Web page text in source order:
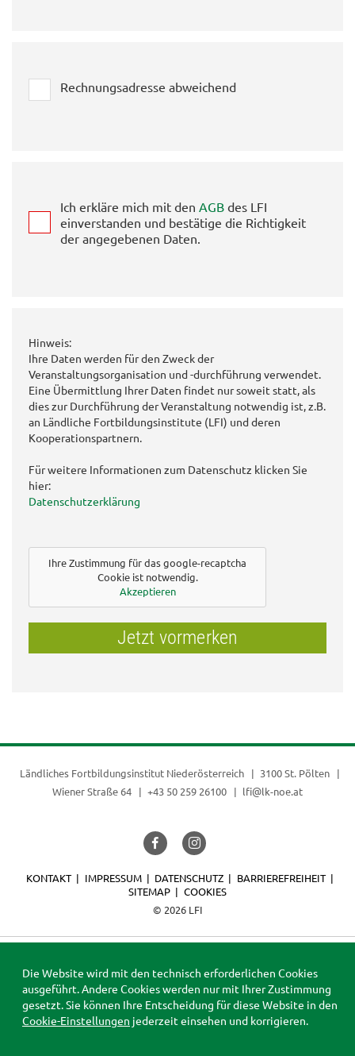
Rechnungsadresse abweichend
Ich erkläre mich mit den AGB des LFI
einverstanden und bestätige die Richtigkeit
der angegebenen Daten.
Hinweis:
Ihre Daten werden für den Zweck der
Veranstaltungsorganisation und -durchführung verwendet.
Eine Übermittlung Ihrer Daten findet nur soweit statt, als
dies zur Durchführung der Veranstaltung notwendig ist, z.B.
an Ländliche Fortbildungsinstitute (LFI) und deren
Kooperationspartnern.
Für weitere Informationen zum Datenschutz klicken Sie
hier:
Datenschutzerklärung
Ihre Zustimmung für das google-recaptcha
Cookie ist notwendig.
Akzeptieren
Jetzt vormerken
Ländliches Fortbildungsinstitut Niederösterreich
3100 St. Pölten
Wiener Straße 64
+43 50 259 26100 lfi@lk-noe.at
© 2026 LFI
KONTAKT IMPRESSUM DATENSCHUTZ
BARRIEREFREIHEIT
SITEMAP
COOKIES
Die Website wird mit den technisch erforderlichen Cookies
ausgeführt. Andere Cookies werden nur mit Ihrer Zustimmung
gesetzt. Sie können Ihre Entscheidung für diese Website in den
Cookie-Einstellungen jederzeit einsehen und korrigieren.